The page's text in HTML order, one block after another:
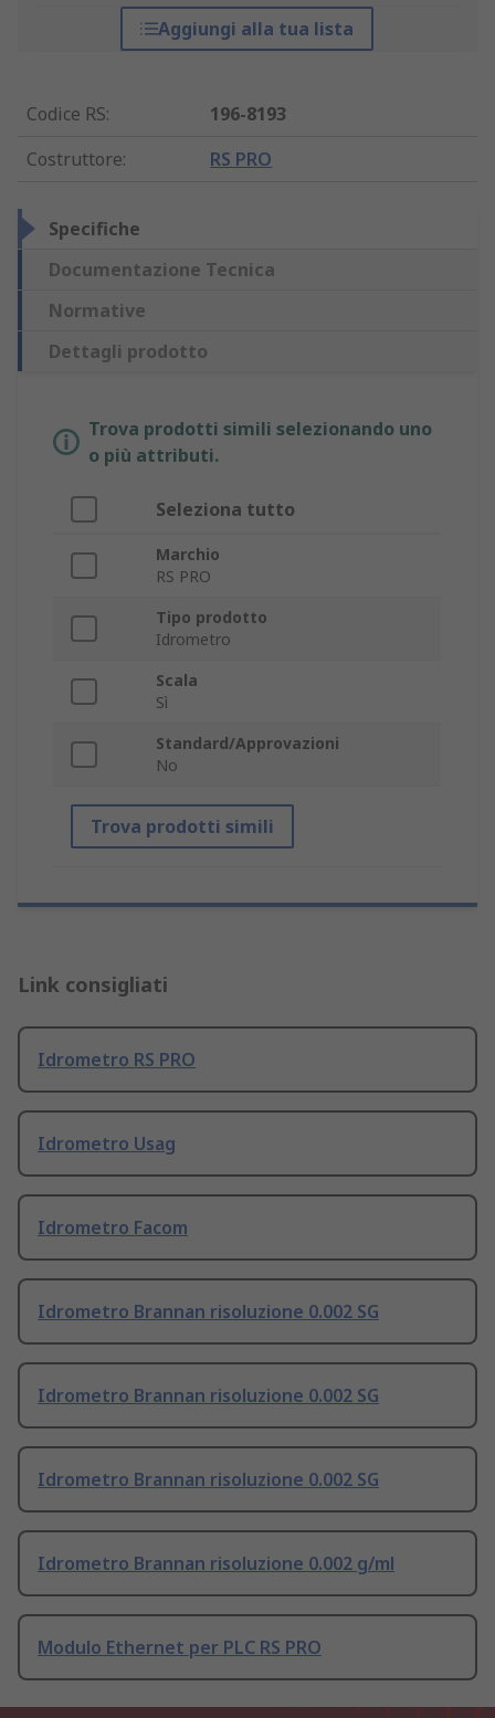
Aggiungi alla tua lista
Codice RS:
196-8193
Costruttore: RS PRO
Specifiche
Documentazione Tecnica
Normative
Dettagli prodotto
Trova prodotti simili selezionando uno
o più attributi.
Seleziona tutto
Marchio
RS PRO
Tipo prodotto
Idrometro
Scala
Sì
Standard/Approvazioni
No
Trova prodotti simili
Link consigliati
Idrometro RS PRO
Idrometro Usag
Idrometro Facom
Idrometro Brannan risoluzione 0.002 SG
Idrometro Brannan risoluzione 0.002 SG
Idrometro Brannan risoluzione 0.002 SG
Idrometro Brannan risoluzione 0.002 g/ml
Modulo Ethernet per PLC RS PRO